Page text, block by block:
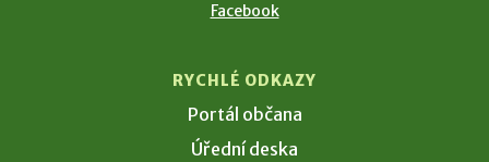
Facebook
RYCHLÉ ODKAZY
Portál občana
Úřední deska